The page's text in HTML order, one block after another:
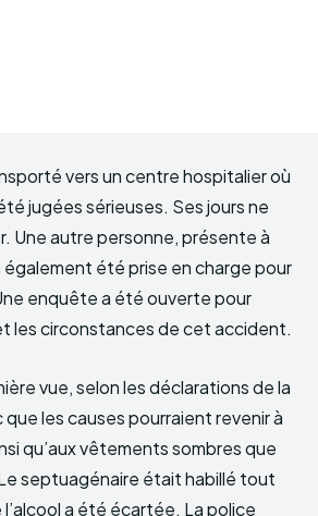
vers un centre hospitalier où
jugées sérieuses. Ses jours ne
Une autre personne, présente à
également été prise en charge pour
enquête a été ouverte pour
les circonstances de cet accident.
vue, selon les déclarations de la
les causes pourraient revenir à
qu’aux vêtements sombres que
septuagénaire était habillé tout
l’alcool a été écartée. La police